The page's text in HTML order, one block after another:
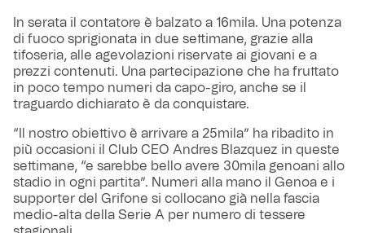
In serata il contatore è balzato a 16mila. Una potenza
di fuoco sprigionata in due settimane, grazie alla
tifoseria, alle agevolazioni riservate ai giovani e a
prezzi contenuti. Una partecipazione che ha fruttato
in poco tempo numeri da capo-giro, anche se il
traguardo dichiarato è da conquistare.
“Il nostro obiettivo è arrivare a 25mila” ha ribadito in
più occasioni il Club CEO Andres Blazquez in queste
settimane, “e sarebbe bello avere 30mila genoani allo
stadio in ogni partita”. Numeri alla mano il Genoa e i
supporter del Grifone si collocano già nella fascia
medio-alta della Serie A per numero di tessere